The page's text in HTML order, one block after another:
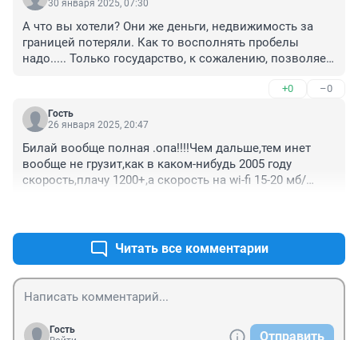
30 января 2025, 07:30
А что вы хотели? Они же деньги, недвижимость за
границей потеряли. Как то восполнять пробелы
надо..... Только государство, к сожалению, позволяет
+0 –0
Гость
26 января 2025, 20:47
Билай вообще полная .опа!!!!Чем дальше,тем инет
вообще не грузит,как в каком-нибудь 2005 году
скорость,плачу 1200+,а скорость на wi-fi 15-20 мб/
Читать все комментарии
Гость
Отправить